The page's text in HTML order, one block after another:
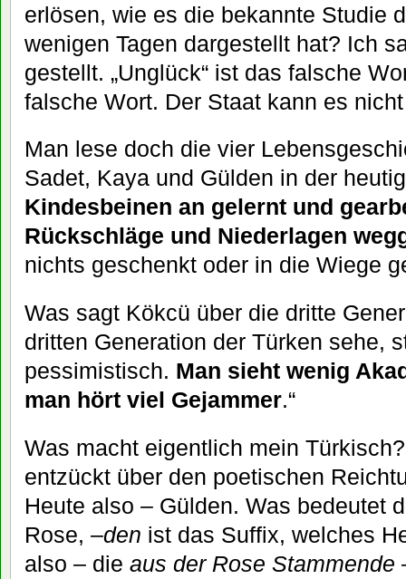
erlösen, wie es die bekannte Studie
wenigen Tagen dargestellt hat? Ich
gestellt. „Unglück“ ist das falsche
falsche Wort. Der Staat kann es
Man lese doch die vier
Sadet, Kaya und Gülden in der
Kindesbeinen an gelernt und
Rückschläge und Niederlagen
nichts geschenkt oder in die Wiege
Was sagt Kökcü über die dritte
dritten Generation der Türken sehe,
pessimistisch. Man sieht wenig
man hört viel Gejammer.“
Was macht eigentlich mein
entzückt über den poetischen
Heute also – Gülden. Was bedeutet
Rose, –den ist das Suffix, welches
also – die aus der Rose Stammende